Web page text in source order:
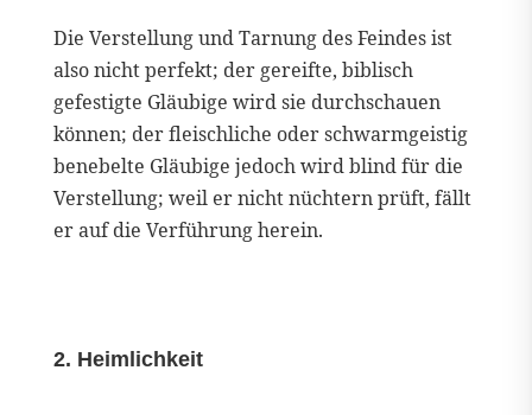
Die Verstellung und Tarnung des Feindes ist
also nicht perfekt; der gereifte, biblisch
gefestigte Gläubige wird sie durchschauen
können; der fleischliche oder schwarmgeistig
benebelte Gläubige jedoch wird blind für die
Verstellung; weil er nicht nüchtern prüft, fällt
er auf die Verführung herein.
2. Heimlichkeit